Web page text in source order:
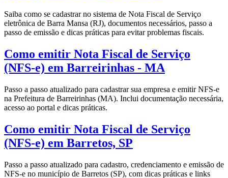
Saiba como se cadastrar no sistema de Nota Fiscal de Serviço
eletrônica de Barra Mansa (RJ), documentos necessários, passo a
passo de emissão e dicas práticas para evitar problemas fiscais.
Como emitir Nota Fiscal de Serviço
(NFS-e) em Barreirinhas - MA
Passo a passo atualizado para cadastrar sua empresa e emitir NFS-e
na Prefeitura de Barreirinhas (MA). Inclui documentação necessária,
acesso ao portal e dicas práticas.
Como emitir Nota Fiscal de Serviço
(NFS-e) em Barretos, SP
Passo a passo atualizado para cadastro, credenciamento e emissão de
NFS-e no município de Barretos (SP), com dicas práticas e links